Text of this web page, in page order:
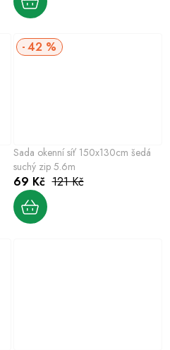
Sada okenní síť 150x130cm šedá
suchý zip 5.6m
42 %
69 Kč 121 Kč